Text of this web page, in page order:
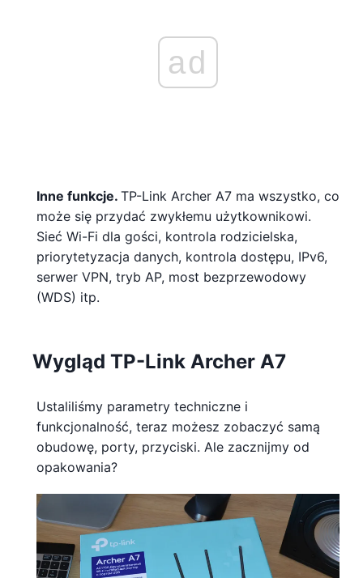
ad
Inne funkcje. TP-Link Archer A7 ma wszystko, co
może się przydać zwykłemu użytkownikowi.
Sieć Wi-Fi dla gości, kontrola rodzicielska,
priorytetyzacja danych, kontrola dostępu, IPv6,
serwer VPN, tryb AP, most bezprzewodowy
(WDS) itp.
Wygląd TP-Link Archer A7
Ustaliliśmy parametry techniczne i
funkcjonalność, teraz możesz zobaczyć samą
obudowę, porty, przyciski. Ale zacznijmy od
opakowania?